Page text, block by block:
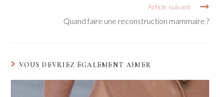
Article suivant
Quand faire une reconstruction mammaire ?
VOUS DEVRIEZ ÉGALEMENT AIMER